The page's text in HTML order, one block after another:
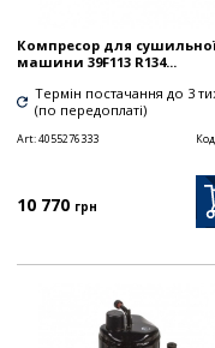
Компресор для
машини 39F113 R134...
Термін постачання до 3
(по передоплаті)
Art:4055276333
10 770 грн